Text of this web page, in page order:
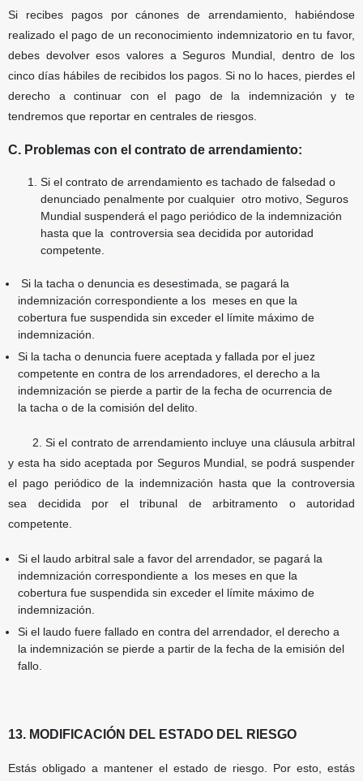
Si recibes pagos por cánones de arrendamiento, habiéndose
realizado el pago de un reconocimiento indemnizatorio en tu favor,
debes devolver esos valores a Seguros Mundial, dentro de los
cinco días hábiles de recibidos los pagos. Si no lo haces, pierdes el
derecho a continuar con el pago de la indemnización y te
tendremos que reportar en centrales de riesgos.
C. Problemas con el contrato de arrendamiento:
Si el contrato de arrendamiento es tachado de falsedad o
denunciado penalmente por cualquier otro motivo, Seguros
Mundial suspenderá el pago periódico de la indemnización
hasta que la controversia sea decidida por autoridad
competente.
Si la tacha o denuncia es desestimada, se pagará la
indemnización correspondiente a los meses en que la
cobertura fue suspendida sin exceder el límite máximo de
indemnización.
Si la tacha o denuncia fuere aceptada y fallada por el juez
competente en contra de los arrendadores, el derecho a la
indemnización se pierde a partir de la fecha de ocurrencia de
la tacha o de la comisión del delito.
2. Si el contrato de arrendamiento incluye una cláusula arbitral
y esta ha sido aceptada por Seguros Mundial, se podrá suspender
el pago periódico de la indemnización hasta que la controversia
sea decidida por el tribunal de arbitramento o autoridad
competente.
Si el laudo arbitral sale a favor del arrendador, se pagará la
indemnización correspondiente a los meses en que la
cobertura fue suspendida sin exceder el límite máximo de
indemnización.
Si el laudo fuere fallado en contra del arrendador, el derecho a
la indemnización se pierde a partir de la fecha de la emisión del
fallo.
13. MODIFICACIÓN DEL ESTADO DEL RIESGO
Estás obligado a mantener el estado de riesgo. Por esto, estás